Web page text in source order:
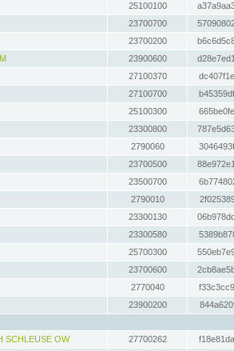
25100100
23700700
23700200
23900600
27100370
27100700
25100300
23300800
2790060
23700500
23500700
2790010
23300130
23300580
25700300
23700600
2770040
23900200
SCHLEUSE OW
27700262